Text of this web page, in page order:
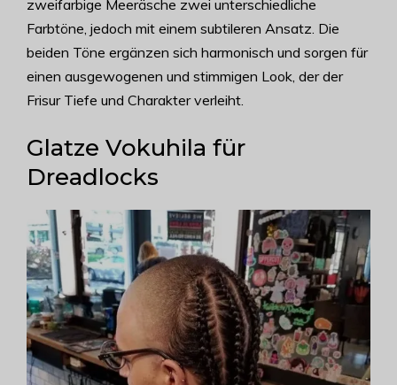
zweifarbige Meeräsche zwei unterschiedliche
Farbtöne, jedoch mit einem subtileren Ansatz. Die
beiden Töne ergänzen sich harmonisch und sorgen für
einen ausgewogenen und stimmigen Look, der der
Frisur Tiefe und Charakter verleiht.
Glatze Vokuhila für
Dreadlocks